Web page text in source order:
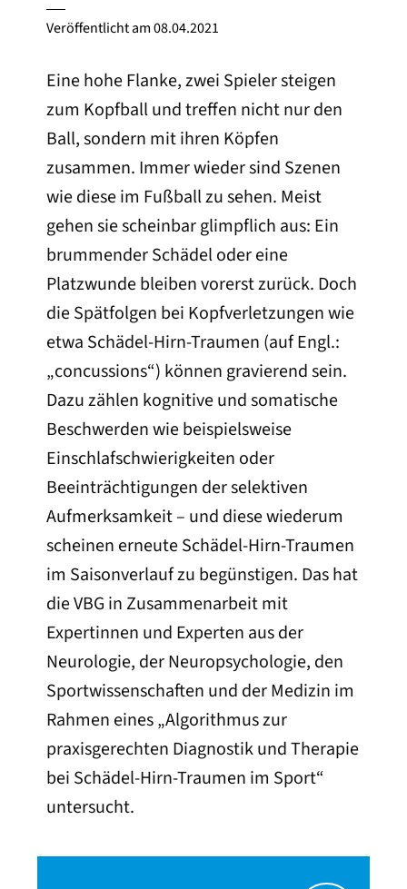
Veröffentlicht am08.04.2021
Eine hohe Flanke, zwei Spieler steigen
zum Kopfball und treffen nicht nur den
Ball, sondern mit ihren Köpfen
zusammen. Immer wieder sind Szenen
wie diese im Fußball zu sehen. Meist
gehen sie scheinbar glimpflich aus: Ein
brummender Schädel oder eine
Platzwunde bleiben vorerst zurück. Doch
die Spätfolgen bei Kopfverletzungen wie
etwa Schädel-Hirn-Traumen (auf Engl.:
„concussions“) können gravierend sein.
Dazu zählen kognitive und somatische
Beschwerden wie beispielsweise
Einschlafschwierigkeiten oder
Beeinträchtigungen der selektiven
Aufmerksamkeit – und diese wiederum
scheinen erneute Schädel-Hirn-Traumen
im Saisonverlauf zu begünstigen. Das hat
die VBG in Zusammenarbeit mit
Expertinnen und Experten aus der
Neurologie, der Neuropsychologie, den
Sportwissenschaften und der Medizin im
Rahmen eines „Algorithmus zur
praxisgerechten Diagnostik und Therapie
bei Schädel-Hirn-Traumen im Sport“
untersucht.